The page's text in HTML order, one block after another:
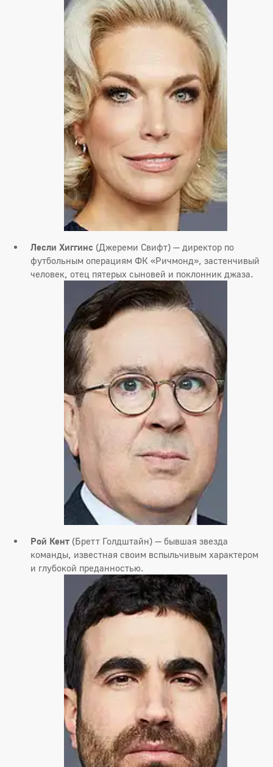
Лесли Хиггинс (Джереми Свифт) — директор по
футбольным операциям ФК «Ричмонд», застенчивый
человек, отец пятерых сыновей и поклонник джаза.
Рой Кент (Бретт Голдштайн) — бывшая звезда
команды, известная своим вспыльчивым характером
и глубокой преданностью.